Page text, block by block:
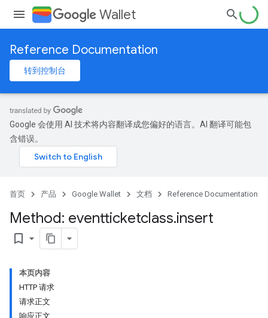
Wallet
Reference Documentation
转到控制台
Google 会使用 AI 技术将内容翻译成您偏好的语言。AI 翻译可能包
含错误。
首页 产品 Google Wallet 文档 Reference Documentation
Method: eventticketclass.insert
bookmark_border
本页内容
HTTP 请求
请求正文
响应正文